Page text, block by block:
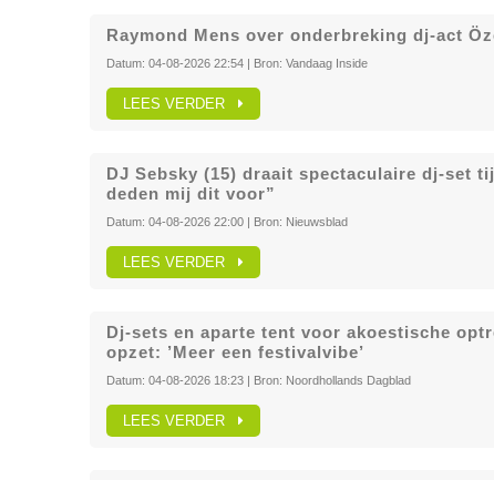
Raymond Mens over onderbreking dj-act
Datum: 04-08-2026 22:54| Bron: Vandaag Inside
LEES VERDER
DJ Sebsky (15) draait spectaculaire dj-set
deden mij dit voor”
Datum: 04-08-2026 22:00| Bron: Nieuwsblad
LEES VERDER
Dj-sets en aparte tent voor akoestische
opzet: ’Meer een festivalvibe’
Datum: 04-08-2026 18:23| Bron: Noordhollands Dagblad
LEES VERDER